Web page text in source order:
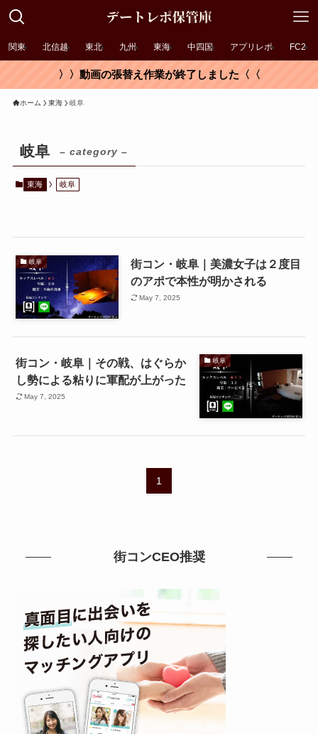
関東 北信越 東北 九州 東海 中四国 アプリレポ FC2
〉〉動画の張替え作業が終了しました〈〈
ホーム 東海 岐阜
岐阜 – category –
東海 岐阜
岐阜
街コン・岐阜｜美濃女子は２度目
のアポで本性が明かされる
May 7, 2025
岐阜
街コン・岐阜｜その戦、はぐらか
し勢による粘りに軍配が上がった
May 7, 2025
1
街コンCEO推奨